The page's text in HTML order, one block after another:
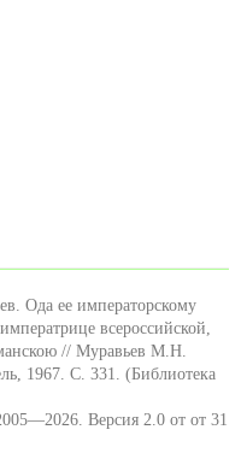
Ода ее императорскому
всероссийской,
// Муравьев М.Н.
1967. С. 331. (Библиотека
Версия 2.0 от от 31